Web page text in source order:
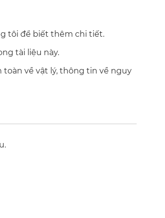
tôi để biết thêm chi tiết.
tài liệu này.
toàn về vật lý, thông tin về nguy